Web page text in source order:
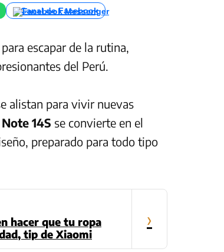
Canal de Facebook
escapar de la rutina,
del Perú.
alistan para vivir nuevas
Note 14S se convierte en el
preparado para todo tipo
hacer que tu ropa
tip de Xiaomi
›